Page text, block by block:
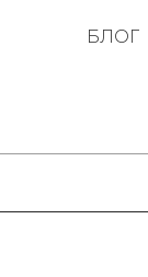
БЛОГ